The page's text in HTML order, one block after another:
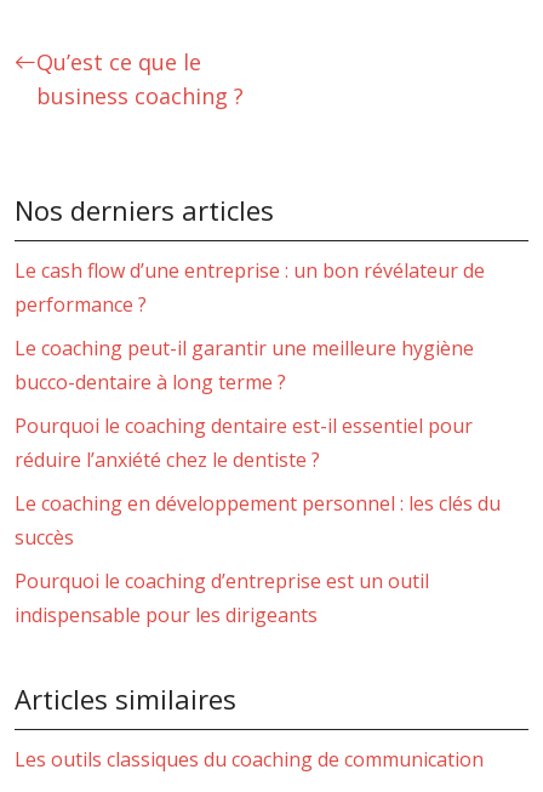
Qu’est ce que le
business coaching ?
Nos derniers articles
Le cash flow d’une entreprise : un bon révélateur de
performance ?
Le coaching peut-il garantir une meilleure hygiène
bucco-dentaire à long terme ?
Pourquoi le coaching dentaire est-il essentiel pour
réduire l’anxiété chez le dentiste ?
Le coaching en développement personnel : les clés du
succès
Pourquoi le coaching d’entreprise est un outil
indispensable pour les dirigeants
Articles similaires
Les outils classiques du coaching de communication